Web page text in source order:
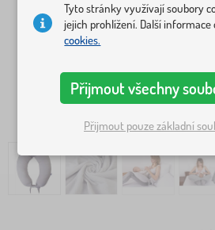
Tyto stránky využívají soubory
jejich prohlížení. Další
cookies.
Přijmout všechny
Přijmout pouze základní